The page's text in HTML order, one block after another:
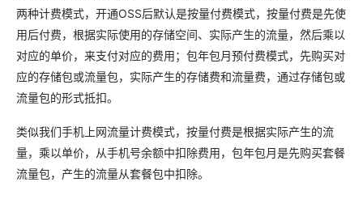
两种计费模式，开通OSS后默认是按量付费模式，按量付费是先使
用后付费，根据实际使用的存储空间、实际产生的流量，然后乘以
对应的单价，来支付对应的费用；包年包月预付费模式，先购买对
应的存储包或流量包，实际产生的存储费和流量费，通过存储包或
流量包的形式抵扣。
类似我们手机上网流量计费模式，按量付费是根据实际产生的流
量，乘以单价，从手机号余额中扣除费用，包年包月是先购买套餐
流量包，产生的流量从套餐包中扣除。